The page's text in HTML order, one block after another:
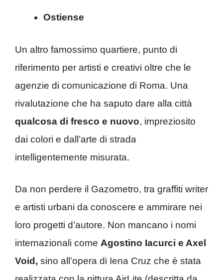
Ostiense
Un altro famossimo quartiere, punto di
riferimento per artisti e creativi oltre che le
agenzie di comunicazione di Roma. Una
rivalutazione che ha saputo dare alla città
qualcosa di fresco e nuovo, impreziosito
dai colori e dall’arte di strada
intelligentemente misurata.
Da non perdere il Gazometro, tra graffiti writer
e artisti urbani da conoscere e ammirare nei
loro progetti d’autore. Non mancano i nomi
internazionali come Agostino Iacurci e Axel
Void, sino all’opera di Iena Cruz che è stata